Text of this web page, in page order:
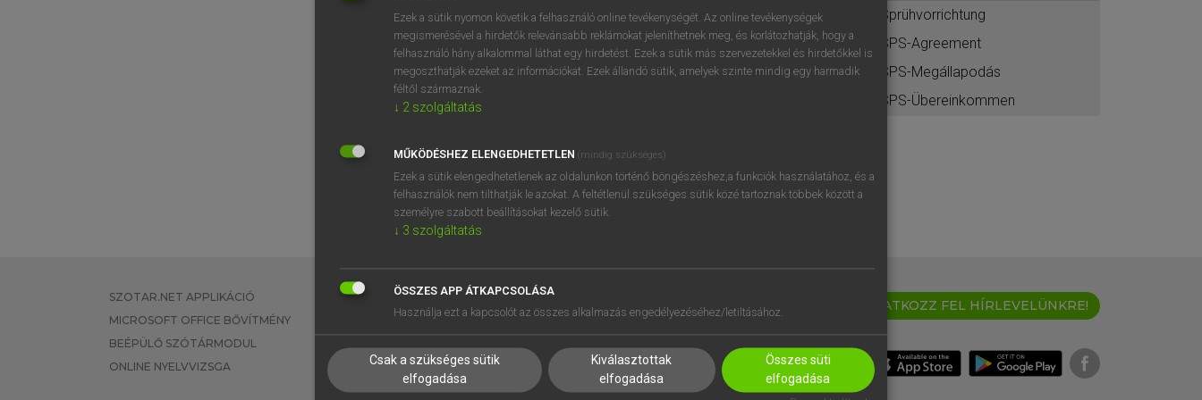
BELÉPÉS
regisztrálok ésbelépek.
REGISZTRÁCIÓ
Sprühvorrichtung
SPS-Agreement
SPS-Megállapodás
SPS-Übereinkommen
SZOTAR.NET APPLIKÁCIÓ
MICROSOFT OFFICE BŐVÍTMÉNY
BEÉPÜLŐ SZÓTÁRMODUL
ONLINE NYELVVIZSGA
EGYÉNI FELHASZNÁLÓKNAK
TANULÓKNAK
VÁLLALATI MEGOLDÁSOK
SÚGÓ
RÓLUNK
SÜTI BEÁLLÍTÁSOK
IRATKOZZ FEL HÍRLEVELÜNKRE!
Ezek a sütik nyomon követik a felhasználó online tevékenységét. Az online tevékenységek
megismerésével a hirdetők relevánsabb reklámokat jeleníthetnek meg, és korlátozhatják, hogy a
felhasználó hány alkalommal láthat egy hirdetést. Ezek a sütik más szervezetekkel és hirdetőkkel is
megoszthatják ezeket az információkat. Ezek állandó sütik, amelyek szinte mindig egy harmadik
féltől származnak.
↓ 2 szolgáltatás
MŰKÖDÉSHEZ ELENGEDHETETLEN (mindig szükséges)
Ezek a sütik elengedhetetlenek az oldalunkon történő böngészéshez,a funkciók használatához, és a
felhasználók nem tilthatják le azokat. A feltétlenül szükséges sütik közé tartoznak többek között a
személyre szabott beállításokat kezelő sütik.
↓ 3 szolgáltatás
ÖSSZES APP ÁTKAPCSOLÁSA
Használja ezt a kapcsolót az összes alkalmazás engedélyezéséhez/letiltásához.
Csak a szükséges sütik
elfogadása
Kiválasztottak
elfogadása
Összes süti
elfogadása